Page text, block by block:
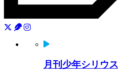
月刊少年シリウス